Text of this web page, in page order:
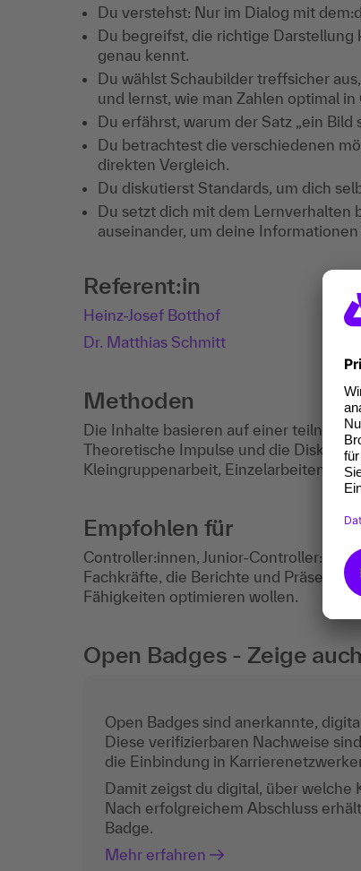
Du verstehst: Nur im Dialog mit
Du begreifst, die richtige Darstellung
genau kennt.
Du wählst Schaubilder treffsicher
und lernst, wie man Zahlen optimal
Du erfährst, warum der Satz „ein
Du betrachtest die verschiedenen
direkten Vergleich.
Du diskutierst Standards, um dich
Du setzt dich mit dem Lernverhalten
auseinander, um deine
Referent:in
Heinz-Josef Botthof
Dr. Matthias Schmitt
Methoden
Die Inhalte basieren auf einer
Theoretische Impulse und die
Kleingruppenarbeit, Einzelarbeiten der
Empfohlen für
Controller:innen, Junior-
Fachkräfte, die Berichte und
Fähigkeiten optimieren wollen.
Open Badges - Zeige
Open Badges sind anerkannte,
Diese verifizierbaren Nachweise
die Einbindung in
Damit zeigst du digital, über welche
Nach erfolgreichem Abschluss
Badge.
Mehr erfahren